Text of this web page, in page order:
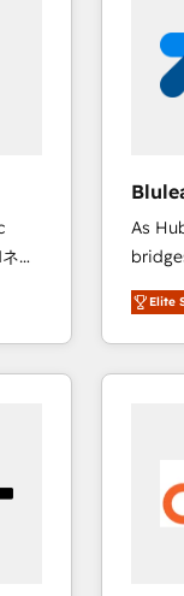
装
ン
・営
As
don't
and
revenue
Elite